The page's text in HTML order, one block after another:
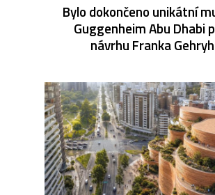
Bylo dokončeno unikátní
Guggenheim Abu Dhabi
návrhu Franka